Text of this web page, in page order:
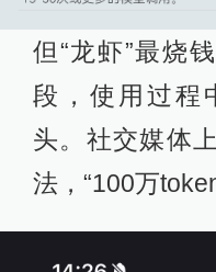
但“龙虾”最烧
段，使用过程
头。社交媒体
法，“100万